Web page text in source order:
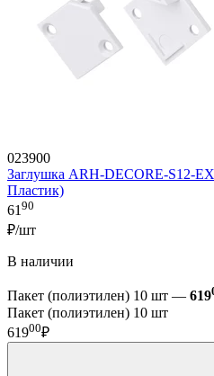
023900
Заглушка ARH-DECORE-S12-
Пластик)
6190
₽/шт
В наличии
Пакет (полиэтилен) 10 шт — 619
Пакет (полиэтилен) 10 шт
61900₽